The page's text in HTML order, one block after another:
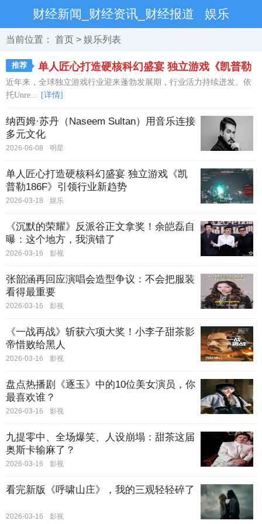
财经新闻_财经资讯_财经报道 娱乐
当前位置： 首页 > 娱乐列表
推荐
单人匠心打造硬核科幻盛宴 独立游戏《凯普勒
186F》引领行业新趋势
近年来，全球独立游戏行业迎来蓬勃发展期，行业活力持续迸发。依
托Unre... [详情]
纳西姆·苏丹（Naseem Sultan）用音乐连接
多元文化
2026-06-08 明星
单人匠心打造硬核科幻盛宴 独立游戏《凯
普勒186F》引领行业新趋势
2026-03-18 娱乐
《沉默的荣耀》反派谷正文拿奖！余皑磊自
曝：这个地方，我演错了
2026-03-16 影视
张韶涵再回应演唱会造型争议：不会把服装
看得最重要
2026-03-16 影视
《一战再战》斩获六项大奖！小李子甜茶影
帝惜败给黑人
2026-03-16 影视
盘点热播剧《逐玉》中的10位美女演员，你
最喜欢谁？
2026-03-16 影视
九提零中、全场爆笑、人设崩塌：甜茶这届
奥斯卡输麻了？
2026-03-16 影视
看完新版《呼啸山庄》，我的三观轻轻碎了
2026-03-16 影视